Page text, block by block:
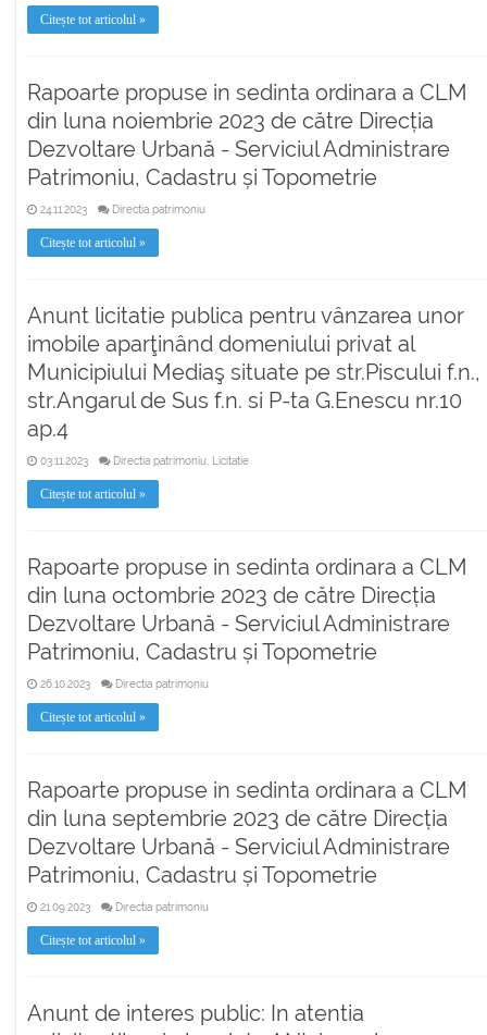
Citește tot articolul »
Rapoarte propuse in sedinta ordinara a CLM
din luna noiembrie 2023 de către Direcția
Dezvoltare Urbană - Serviciul Administrare
Patrimoniu, Cadastru și Topometrie
24.11.2023 Directia patrimoniu
Citește tot articolul »
Anunt licitatie publica pentru vânzarea unor
imobile aparţinând domeniului privat al
Municipiului Mediaş situate pe str.Piscului f.n.,
str.Angarul de Sus f.n. si P-ta G.Enescu nr.10
ap.4
03.11.2023 Directia patrimoniu, Licitatie
Citește tot articolul »
Rapoarte propuse in sedinta ordinara a CLM
din luna octombrie 2023 de către Direcția
Dezvoltare Urbană - Serviciul Administrare
Patrimoniu, Cadastru și Topometrie
26.10.2023 Directia patrimoniu
Citește tot articolul »
Rapoarte propuse in sedinta ordinara a CLM
din luna septembrie 2023 de către Direcția
Dezvoltare Urbană - Serviciul Administrare
Patrimoniu, Cadastru și Topometrie
21.09.2023 Directia patrimoniu
Citește tot articolul »
Anunt de interes public: In atentia